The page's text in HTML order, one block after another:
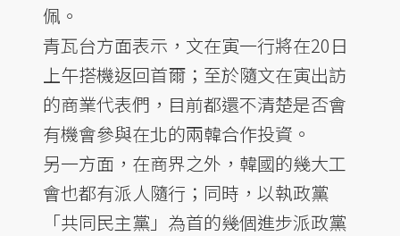
佩。
青瓦台方面表示，文在寅一行將在20日
上午搭機返回首爾；至於隨文在寅出訪
的商業代表們，目前都還不清楚是否會
有機會參與在北的兩韓合作投資。
另一方面，在商界之外，韓國的幾大工
會也都有派人隨行；同時，以執政黨
「共同民主黨」為首的幾個進步派政黨